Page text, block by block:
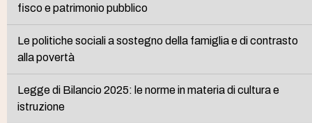
fisco e patrimonio pubblico
Le politiche sociali a sostegno della famiglia e di contrasto
alla povertà
Legge di Bilancio 2025: le norme in materia di cultura e
istruzione